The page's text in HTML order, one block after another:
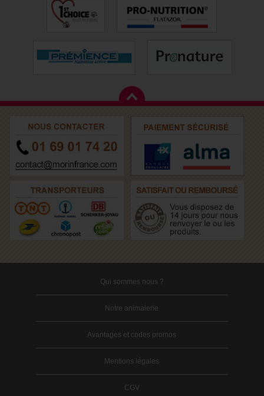
Qui sommes nous ?
Notre animalerie
Avantages et codes promos
Mentions légales
CGV